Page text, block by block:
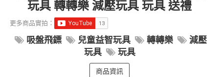
玩具 轉轉樂 減壓玩具 玩具 送禮
更多商品實拍：
吸盤飛鏢 兒童益智玩具 轉轉樂
減壓
玩具
玩具
商品資訊